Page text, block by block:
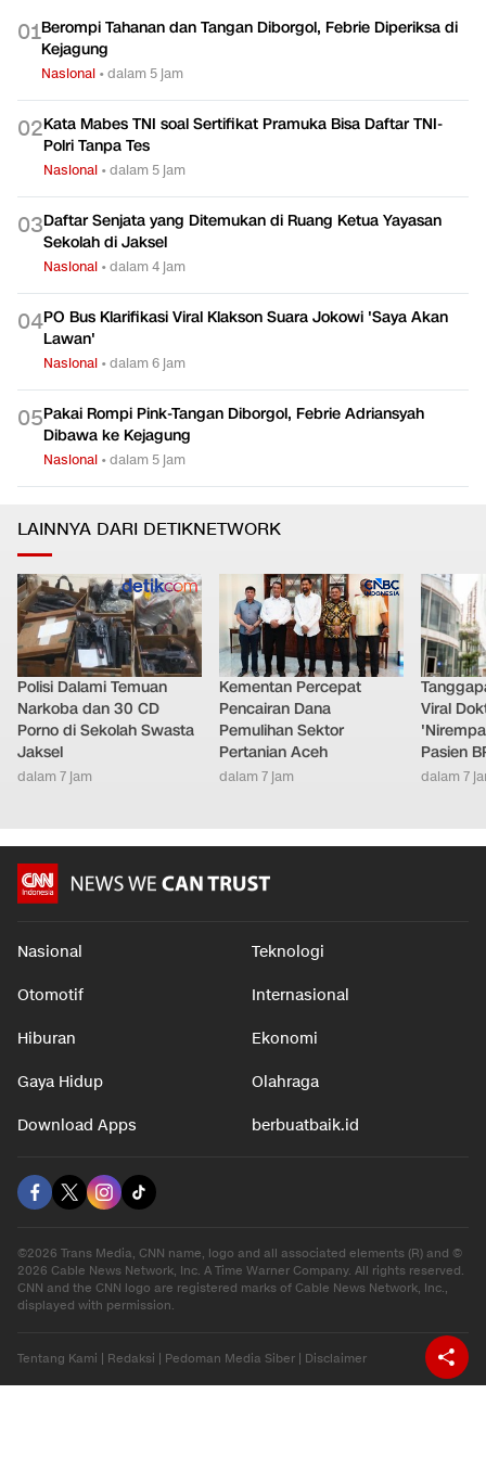
01Berompi Tahanan dan Tangan Diborgol, Febrie Diperiksa di
Kejagung
Nasional •dalam 5 jam
02Kata Mabes TNI soal Sertifikat Pramuka Bisa Daftar TNI-
Polri Tanpa Tes
Nasional •dalam 5 jam
03Daftar Senjata yang Ditemukan di Ruang Ketua Yayasan
Sekolah di Jaksel
Nasional •dalam 4 jam
04PO Bus Klarifikasi Viral Klakson Suara Jokowi 'Saya Akan
Lawan'
Nasional •dalam 6 jam
05Pakai Rompi Pink-Tangan Diborgol, Febrie Adriansyah
Dibawa ke Kejagung
Nasional •dalam 5 jam
LAINNYA DARI DETIKNETWORK
Polisi Dalami Temuan
Narkoba dan 30 CD
Porno di Sekolah Swasta
Jaksel
dalam 7 jam
Kementan Percepat
Pencairan Dana
Pemulihan Sektor
Pertanian Aceh
dalam 7 jam
Viral
Pasien
dalam 7
Nasional Teknologi
Otomotif Internasional
Hiburan Ekonomi
Gaya Hidup Olahraga
Download Apps berbuatbaik.id
©2026 Trans Media, CNN name, logo and all associated elements (R) and ©
2026 Cable News Network, Inc. A Time Warner Company. All rights reserved.
CNN and the CNN logo are registered marks of Cable News Network, Inc.,
displayed with permission.
Tentang Kami Redaksi Pedoman Media Siber Disclaimer